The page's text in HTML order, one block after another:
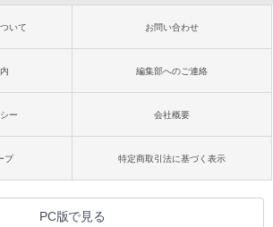
いて お問い合わせ
編集部へのご連絡
ー 会社概要
プ 特定商取引法に基づく表示
PC版で見る